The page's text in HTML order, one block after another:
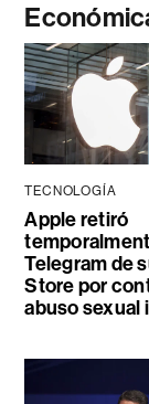
TECNOLOGÍA
Apple retiró
Telegram de
Store por
abuso sexual